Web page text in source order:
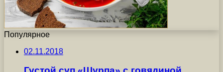
Популярное
02.11.2018